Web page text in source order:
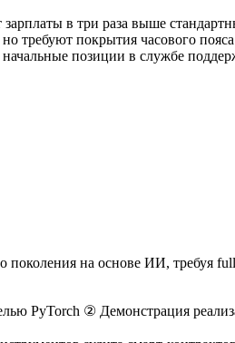
в три раза выше
требуют покрытия часового
позиции в службе
поколения на основе ИИ, требуя
PyTorch ② Демонстрация